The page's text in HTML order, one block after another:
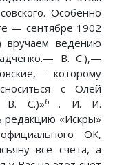
Особенно
— сентябре 1902
вручаем ведению
В. С.),—
которому
с Олей
В. С.)»6 . И. И.
редакцию «Искры»
ОК,
все счета, а